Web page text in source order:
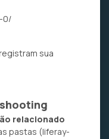
0/
sua
relacionado
pastas (liferay-